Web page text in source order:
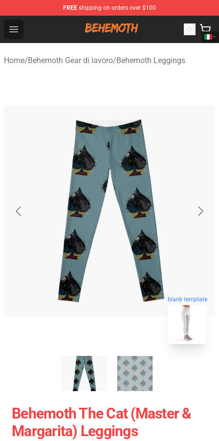
FREE shipping on orders over $100
Open menu
Behemoth Store - Official Behemoth Merchandise Shop
Home/Behemoth Gear di lavoro/Behemoth Leggings
blank template
Behemoth The Cat (Master &
Margarita) Leggings